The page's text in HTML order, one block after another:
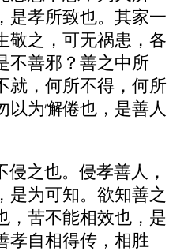
是孝所致也。其家一
敬之，可无祸患，各
不善邪？善之中所
就，何所不得，何所
以为懈倦也，是善人
之也。侵孝善人，
是为可知。欲知善之
，苦不能相效也，是
孝自相得传，相胜